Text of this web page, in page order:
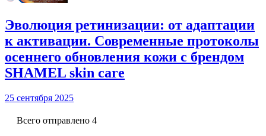
Эволюция ретинизации: от адаптации
к активации. Современные протоколы
осеннего обновления кожи с брендом
SHAMEL skin care
25 сентября 2025
Всего отправлено 4